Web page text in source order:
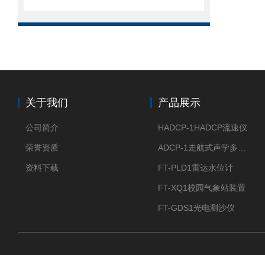
关于我们
公司简介
荣誉资质
资料下载
产品展示
HADCP-1HADCP流速仪
FT-PLD1雷达水位计
FT-XQ1校园气象站装置
FT-GDS1光电测沙仪